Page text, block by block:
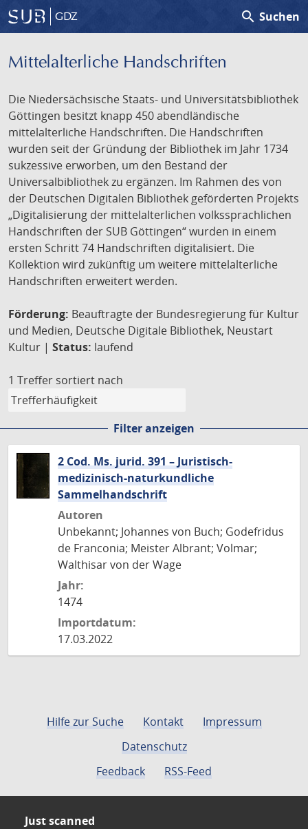
GDZ search Suchen
Mittelalterliche Handschriften
Die Niedersächsische Staats- und Universitätsbibliothek
Göttingen besitzt knapp 450 abendländische
mittelalterliche Handschriften. Die Handschriften
wurden seit der Gründung der Bibliothek im Jahr 1734
sukzessive erworben, um den Bestand der
Universalbibliothek zu ergänzen. Im Rahmen des von
der Deutschen Digitalen Bibliothek geförderten Projekts
„Digitalisierung der mittelalterlichen volkssprachlichen
Handschriften der SUB Göttingen“ wurden in einem
ersten Schritt 74 Handschriften digitalisiert. Die
Kollektion wird zukünftig um weitere mittelalterliche
Handschriften erweitert werden.
Förderung: Beauftragte der Bundesregierung für Kultur
und Medien, Deutsche Digitale Bibliothek, Neustart
Kultur | Status: laufend
1 Treffer sortiert nach
Filter anzeigen
2 Cod. Ms. jurid. 391 – Juristisch-
medizinisch-naturkundliche
Sammelhandschrift
Autoren
Unbekannt; Johannes von Buch; Godefridus
de Franconia; Meister Albrant; Volmar;
Walthisar von der Wage
Jahr:
1474
Importdatum:
17.03.2022
Hilfe zur Suche Kontakt
Impressum
Datenschutz
Feedback
RSS-Feed
Just scanned